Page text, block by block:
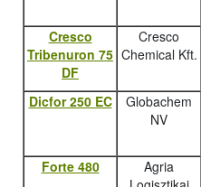
Cresco
Tribenuron 75
DF
Cresco
Chemical Kft.
Dicfor 250 EC
Globachem
NV
Forte 480
Agria